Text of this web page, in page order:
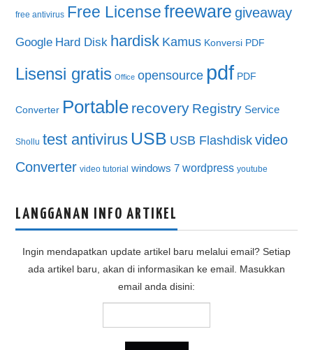
free antivirus Free License freeware giveaway
Google Hard Disk hardisk Kamus Konversi PDF
Lisensi gratis Office opensource pdf PDF
Converter Portable recovery Registry Service
Shollu test antivirus USB USB Flashdisk video
Converter video tutorial windows 7 wordpress youtube
LANGGANAN INFO ARTIKEL
Ingin mendapatkan update artikel baru melalui email? Setiap
ada artikel baru, akan di informasikan ke email. Masukkan
email anda disini: